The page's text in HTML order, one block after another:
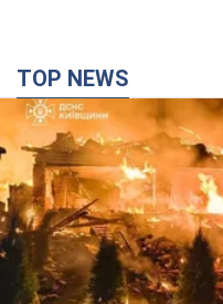
TOP NEWS